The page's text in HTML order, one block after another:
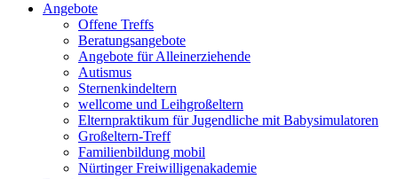
Angebote
Offene Treffs
Beratungsangebote
Angebote für Alleinerziehende
Autismus
Sternenkindeltern
wellcome und Leihgroßeltern
Elternpraktikum für Jugendliche mit Babysimulatoren
Großeltern-Treff
Familienbildung mobil
Nürtinger Freiwilligenakademie